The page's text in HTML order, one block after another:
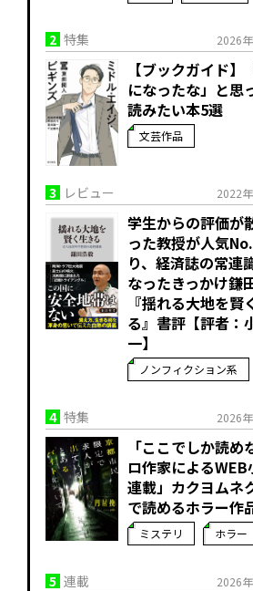
2 特集 2026
【ブックガイド】
になったな」と思
読みたい本5選
文芸作品
3 レビュー 2022
学生からの評価が
った教授が人気
り、経済誌の常連
なったきっかけ――鎌
『揺れる大地を賢
る』書評【評者：
一】
ノンフィクション系
4 特集 2026
「ここでしか読め
ロ作家によるWEB
連載」――カクヨムネ
で読めるホラー作
ミステリ ホラー
5 連載 2026